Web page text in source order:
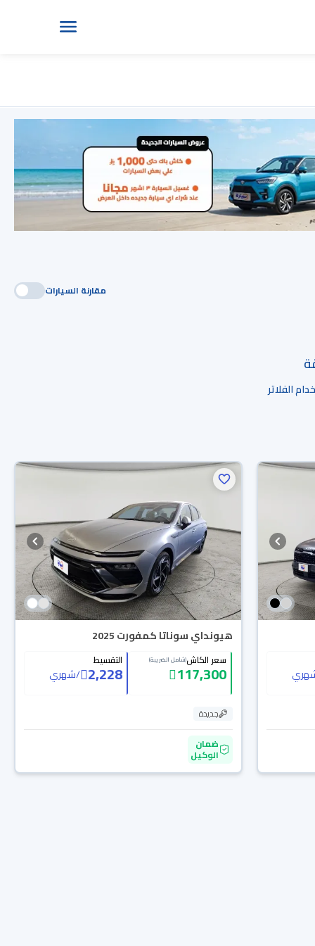
مقارنة السيارات
الفلاتر
هيونداي سوناتا كمفورت 2025
سعر الكاش(شامل الضريبة)
117,300
التقسيط
2,228
/شهري
جديدة
ضمان
الوكيل